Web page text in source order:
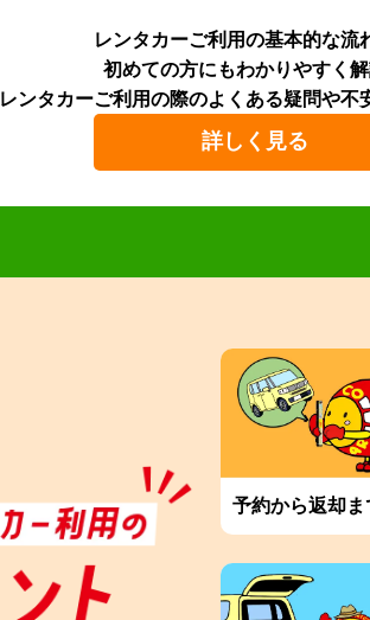
レンタカーご利用の基本的な流
初めての方にもわかりやすく解
レンタカーご利用の際のよくある疑問や不
詳しく見る
予約から返却ま